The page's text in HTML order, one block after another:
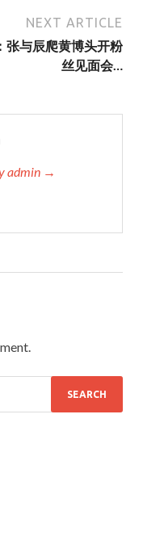
NEXT ARTICLE
张与辰爬黄博头开粉
丝见面会…
admin →